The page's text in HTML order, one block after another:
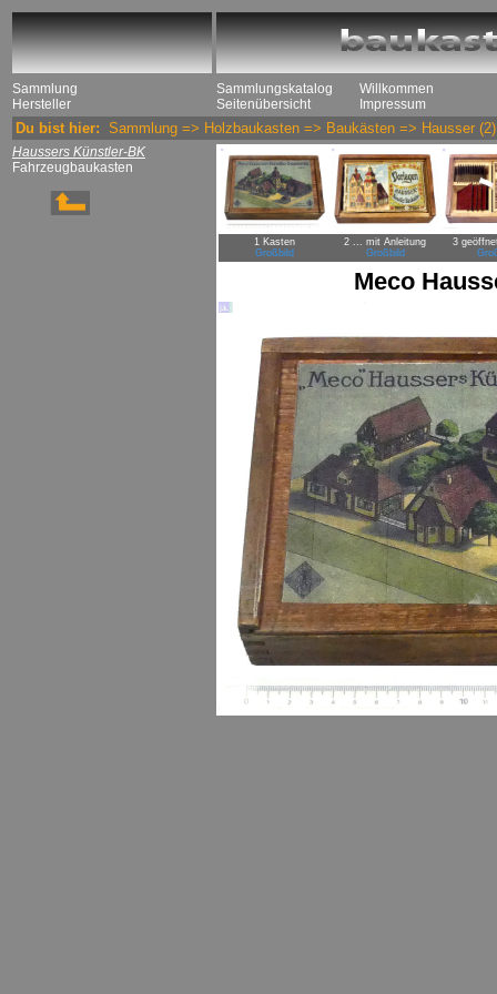
Sammlung
Hersteller
Sammlungskatalog
Seitenübersicht
Willkommen
Impressum
Du bist hier: Sammlung => Holzbaukasten => Baukästen => Hausser (2)
Haussers Künstler-BK
Fahrzeugbaukasten
1 Kasten
Großbild
2 ... mit Anleitung
Großbild
3
Meco